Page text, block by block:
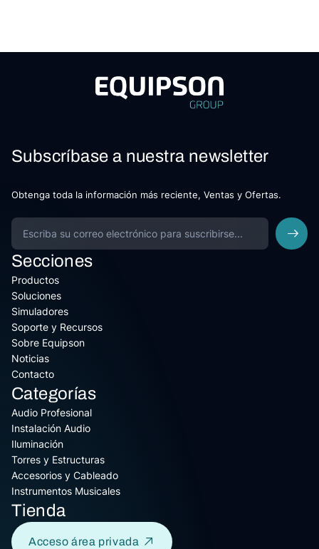
Subscríbase a nuestra newsletter
Obtenga toda la información más reciente, Ventas y Ofertas.
Secciones
Productos
Soluciones
Simuladores
Soporte y Recursos
Sobre Equipson
Noticias
Contacto
Categorías
Audio Profesional
Instalación Audio
Iluminación
Torres y Estructuras
Accesorios y Cableado
Instrumentos Musicales
Tienda
Acceso área privada